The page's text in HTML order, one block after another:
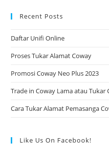
Recent Posts
Daftar Unifi Online
Proses Tukar Alamat Coway
Promosi Coway Neo Plus 2023
Trade in Coway Lama atau Tukar
Cara Tukar Alamat Pemasanga
Like Us On Facebook!